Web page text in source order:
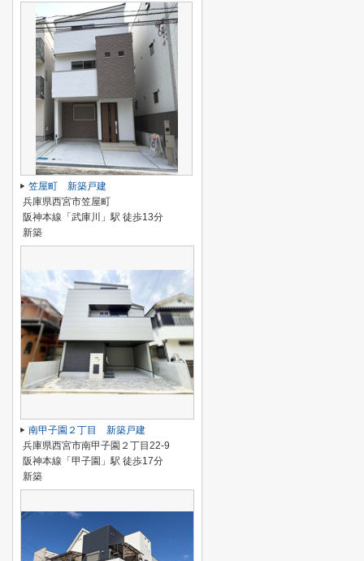
笠屋町 新築戸建
兵庫県西宮市笠屋町
阪神本線「武庫川」駅 徒歩13分
新築
南甲子園２丁目 新築戸建
兵庫県西宮市南甲子園２丁目22-9
阪神本線「甲子園」駅 徒歩17分
新築